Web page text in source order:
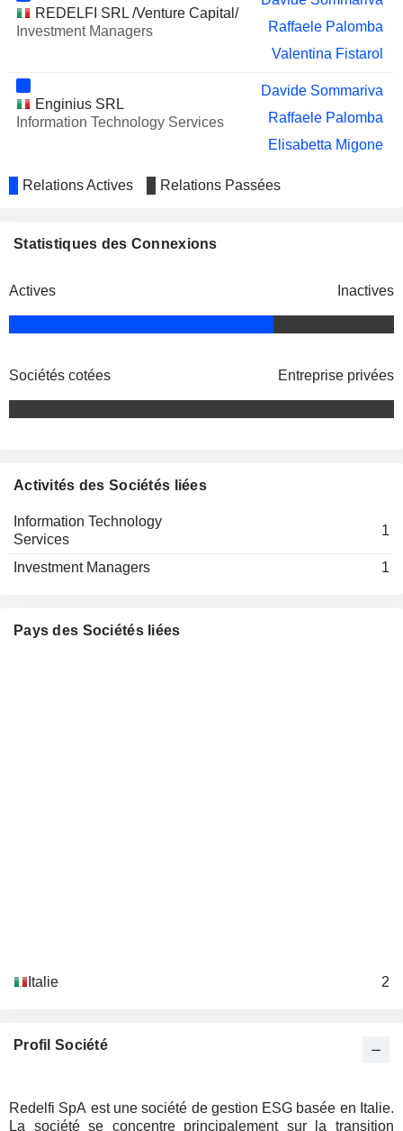
REDELFI SRL /Venture Capital/
Investment Managers
Raffaele Palomba
Valentina Fistarol
Enginius SRL
Information Technology Services
Davide Sommariva
Raffaele Palomba
Elisabetta Migone
Relations Actives Relations Passées
Statistiques des Connexions
Actives Inactives
Sociétés cotées Entreprise privées
Activités des Sociétés liées
Information Technology
Services
1
Investment Managers 1
Pays des Sociétés liées
Italie 2
Profil Société
Redelfi SpA est une société de gestion ESG basée en Italie.
La société se concentre principalement sur la transition